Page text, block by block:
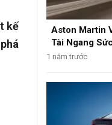
kế
Aston Martin
Tài Ngang
Phân Khúc
1 năm trước